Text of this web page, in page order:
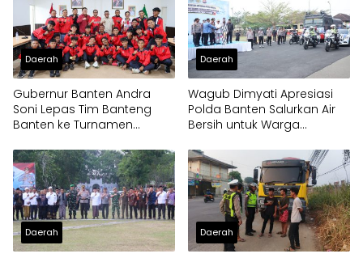
Daerah
Gubernur Banten Andra
Soni Lepas Tim Banteng
Banten ke Turnamen
Daerah
Wagub Dimyati Apresiasi
Polda Banten Salurkan Air
Bersih untuk Warga
Daerah Daerah